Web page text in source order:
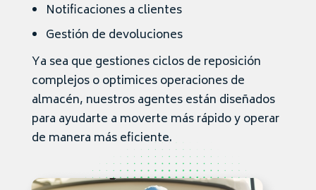
Notificaciones a clientes
Gestión de devoluciones
Ya sea que gestiones ciclos de reposición
complejos o optimices operaciones de
almacén, nuestros agentes están diseñados
para ayudarte a moverte más rápido y operar
de manera más eficiente.